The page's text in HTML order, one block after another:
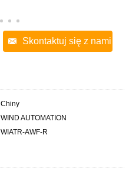
Skontaktuj się z nami
Chiny
WIND AUTOMATION
WIATR-AWF-R